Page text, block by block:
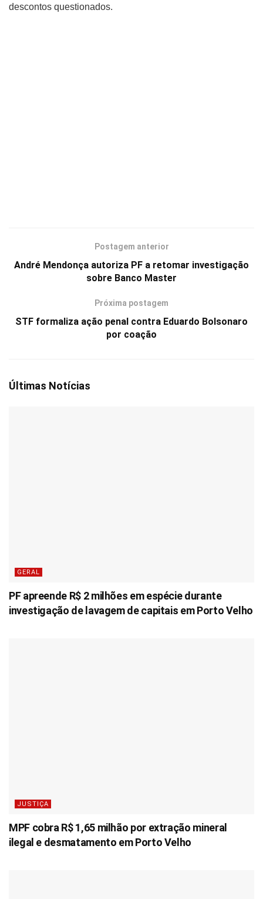
descontos questionados.
Postagem anterior
André Mendonça autoriza PF a retomar investigação
sobre Banco Master
Próxima postagem
STF formaliza ação penal contra Eduardo Bolsonaro
por coação
Últimas Notícias
GERAL
PF apreende R$ 2 milhões em espécie durante
investigação de lavagem de capitais em Porto Velho
JUSTIÇA
MPF cobra R$ 1,65 milhão por extração mineral
ilegal e desmatamento em Porto Velho